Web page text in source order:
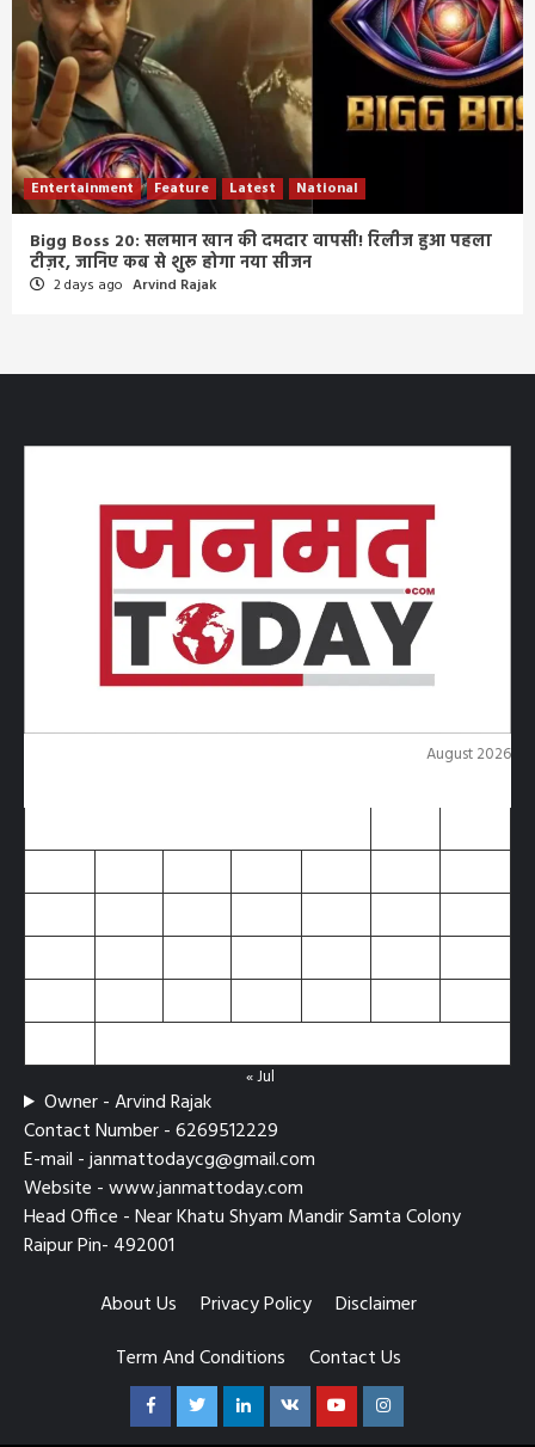
Entertainment Feature Latest National
Bigg Boss 20: सलमान खान की दमदार वापसी! रिलीज हुआ पहला
टीज़र, जानिए कब से शुरू होगा नया सीजन
2 days ago Arvind Rajak
August 2026
« Jul
Owner - Arvind Rajak
Contact Number - 6269512229
E-mail - janmattodaycg@gmail.com
Website - www.janmattoday.com
Head Office - Near Khatu Shyam Mandir Samta Colony
Raipur Pin- 492001
About Us
Privacy Policy
Disclaimer
Term And Conditions
Contact Us
FacebookTwitterLinkedin
VK YoutubeInstagram